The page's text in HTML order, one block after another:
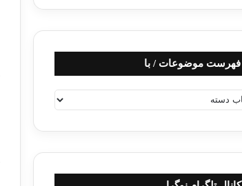
فهرست موضوعات / با